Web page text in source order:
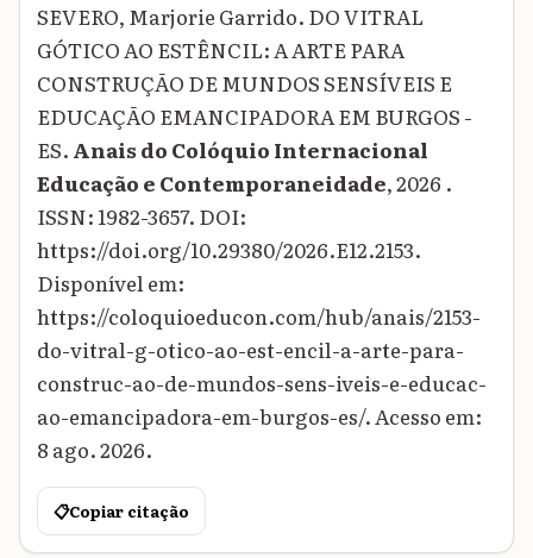
SEVERO, Marjorie Garrido. DO VITRAL
GÓTICO AO ESTÊNCIL: A ARTE PARA
CONSTRUÇÃO DE MUNDOS SENSÍVEIS E
EDUCAÇÃO EMANCIPADORA EM BURGOS -
ES. Anais do Colóquio Internacional
Educação e Contemporaneidade, 2026 .
ISSN: 1982-3657. DOI:
https://doi.org/10.29380/2026.E12.2153.
Disponível em:
https://coloquioeducon.com/hub/anais/2153-
do-vitral-g-otico-ao-est-encil-a-arte-para-
construc-ao-de-mundos-sens-iveis-e-educac-
ao-emancipadora-em-burgos-es/. Acesso em:
8 ago. 2026.
📋Copiar citação